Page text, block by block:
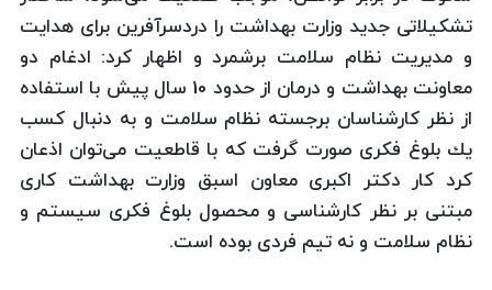
تشكیلاتی جدید وزارت بهداشت را دردسرآفرین برای هدایت
و مدیریت نظام سلامت برشمرد و اظهار كرد: ادغام دو
معاونت بهداشت و درمان از حدود 10 سال پیش با استفاده
از نظر كارشناسان برجسته نظام سلامت و به دنبال كسب
یك بلوغ فكری صورت گرفت كه با قاطعیت می‌توان اذعان
كرد كار دكتر اكبری معاون اسبق وزارت بهداشت كاری
مبتنی بر نظر كارشناسی و محصول بلوغ فكری سیستم و
نظام سلامت و نه تیم فردی بوده است.